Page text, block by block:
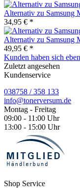
Alternativ zu Samsung
34,95 € *
Alternativ zu Samsung
49,95 € *
Kunden haben sich
Zuletzt angesehen
Kundenservice
038758 / 358 133
info@tonerversum.de
Montag - Freitag
09:00 - 11:00 Uhr
13:00 - 15:00 Uhr
Shop Service